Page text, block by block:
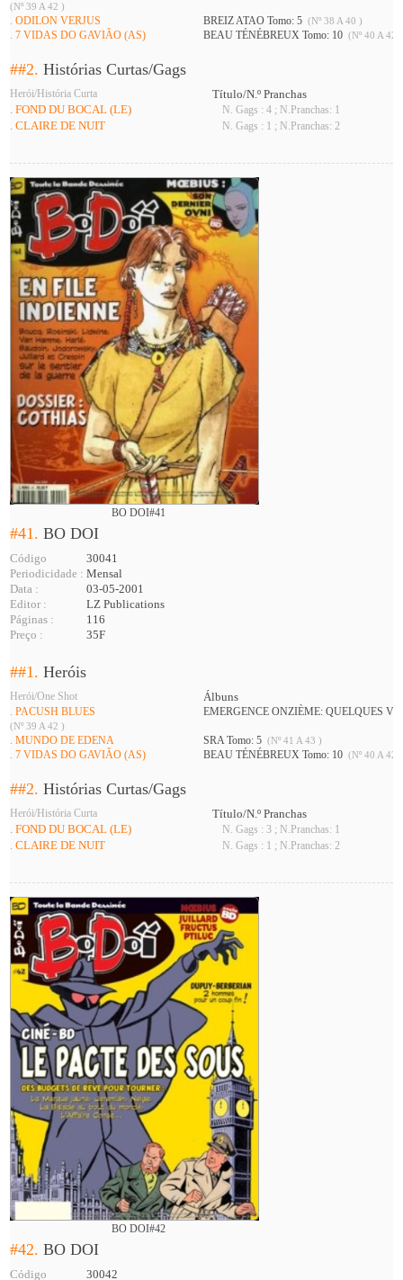
(Nº 39 A 42 )
. ODILON VERJUS BREIZ ATAO Tomo: 5 (Nº 38 A 40 )
. 7 VIDAS DO GAVIÃO (AS) BEAU TÉNÉBREUX Tomo: 10 (Nº 40 A 42 )
##2.Histórias Curtas/Gags
Herói/História Curta
Título/N.º Pranchas
. FOND DU BOCAL (LE)
N. Gags : 4 ; N.Pranchas: 1
. CLAIRE DE NUIT N. Gags : 1 ; N.Pranchas: 2
BO DOI#41
#41.BO DOI
Código
30041
Periodicidade : Mensal
Data :
03-05-2001
Editor :
LZ Publications
Páginas :
116
Preço :
35F
##1.Heróis
Herói/One Shot Álbuns
. PACUSH BLUES EMERGENCE ONZIÈME: QUELQUES
(Nº 39 A 42 )
. MUNDO DE EDENA SRA Tomo: 5 (Nº 41 A 43 )
. 7 VIDAS DO GAVIÃO (AS) BEAU TÉNÉBREUX Tomo: 10 (Nº 40 A 42 )
##2.Histórias Curtas/Gags
Herói/História Curta
Título/N.º Pranchas
. FOND DU BOCAL (LE)
N. Gags : 3 ; N.Pranchas: 1
. CLAIRE DE NUIT N. Gags : 1 ; N.Pranchas: 2
BO DOI#42
#42.BO DOI
Código
30042